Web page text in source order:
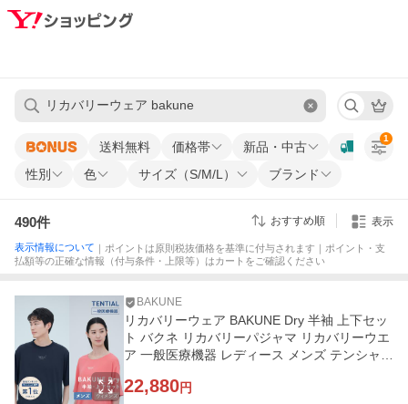
送料無料 価格帯
新品・中古
性別
色 サイズ（S/M/L） ブランド
1
490件 おすすめ順 表示
表示情報について ｜ポイントは原則税抜価格を基準に付与されます｜ポイント・支
払額等の正確な情報（付与条件・上限等）はカートをご確認ください
BAKUNE
リカバリーウェア BAKUNE Dry 半袖 上下セッ
ト バクネ リカバリーパジャマ リカバリーウエ
ア 一般医療機器 レディース メンズ テンシャル
22,880円